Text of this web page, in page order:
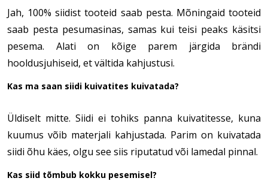
Jah, 100% siidist tooteid saab pesta. Mõningaid tooteid
saab pesta pesumasinas, samas kui teisi peaks käsitsi
pesema. Alati on kõige parem järgida brändi
hooldusjuhiseid, et vältida kahjustusi.
Kas ma saan siidi kuivatites kuivatada?
Üldiselt mitte. Siidi ei tohiks panna kuivatitesse, kuna
kuumus võib materjali kahjustada. Parim on kuivatada
siidi õhu käes, olgu see siis riputatud või lamedal pinnal.
Kas siid tõmbub kokku pesemisel?